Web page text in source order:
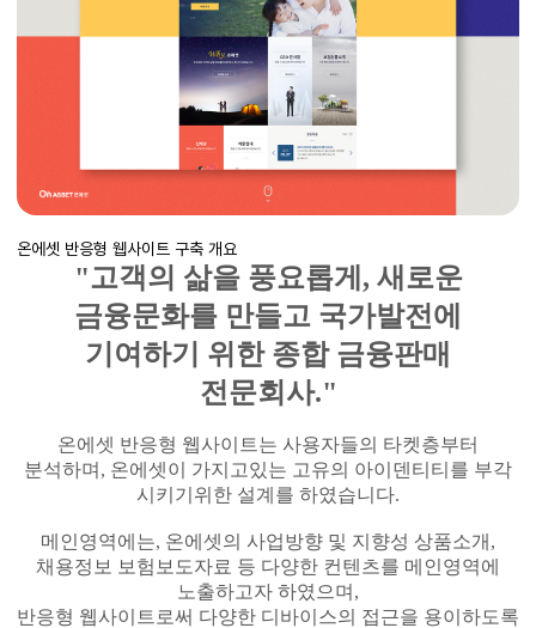
온에셋 반응형 웹사이트 구축 개요
"고객의 삶을 풍요롭게, 새로운
금융문화를 만들고 국가발전에
기여하기 위한 종합 금융판매
전문회사."
온에셋 반응형 웹사이트는 사용자들의 타켓층부터
분석하며, 온에셋이 가지고있는 고유의 아이덴티티를 부각
시키기위한 설계를 하였습니다.
메인영역에는, 온에셋의 사업방향 및 지향성 상품소개,
채용정보 보험보도자료 등 다양한 컨텐츠를 메인영역에
노출하고자 하였으며,
반응형 웹사이트로써 다양한 디바이스의 접근을 용이하도록